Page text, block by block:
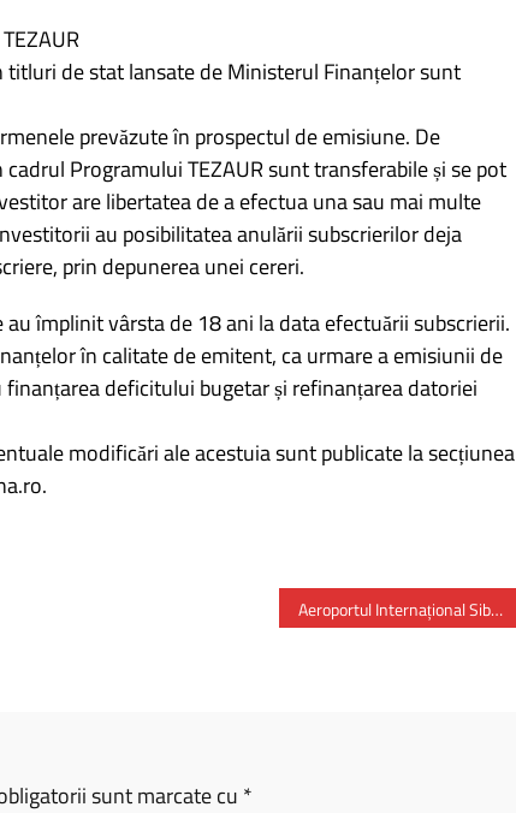
de stat lansate de Ministerul Finanțelor sunt
prevăzute în prospectul de emisiune. De
Programului TEZAUR sunt transferabile și se pot
are libertatea de a efectua una sau mai multe
au posibilitatea anulării subscrierilor deja
prin depunerea unei cereri.
împlinit vârsta de 18 ani la data efectuării subscrierii.
în calitate de emitent, ca urmare a emisiunii de
deficitului bugetar și refinanțarea datoriei
modificări ale acestuia sunt publicate la secțiunea
Aeroportul Internațional Sibiu a încheiat anul 2024 cu un nou record de pasageri
sunt marcate cu *